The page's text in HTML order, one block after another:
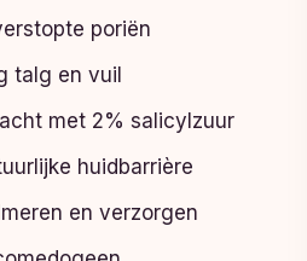
poriën
talg en vuil
met 2% salicylzuur
huidbarrière
en verzorgen